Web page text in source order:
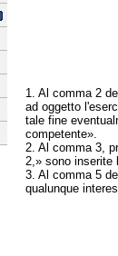
1. Al comma 2
ad oggetto
tale fine
competente».
2. Al comma 3,
2,» sono inserite
3. Al comma 5
qualunque